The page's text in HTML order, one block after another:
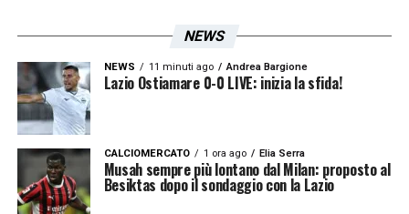
NEWS
NEWS 11 minuti ago Andrea Bargione
Lazio Ostiamare 0-0 LIVE: inizia la sfida!
CALCIOMERCATO 1 ora ago Elia Serra
Musah sempre più lontano dal Milan: proposto al
Besiktas dopo il sondaggio con la Lazio